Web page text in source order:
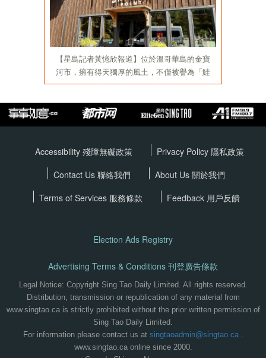
Accessibility 殘障無礙政策 Privacy Policy 隱私政策
Contact Us 聯絡我們
About Us 關於我們
Terms of Services 服務條款 Feedback 用戶反饋
Election Ads Registry
Advertising Terms & Conditions 刊登廣告條款
Legal Notice: Copyright Sing Tao Daily Limited. All rights reserved.
Distribution, transmission or republication of any material from
www.singtao.ca is strictly prohibited without the prior written permission of
Sing Tao Daily Limited.
For information please contact us at singtaoadmin@singtao.ca.
www.singtao.ca online since 2000.